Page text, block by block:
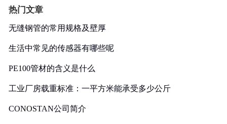
热门文章
无缝钢管的常用规格及壁厚
生活中常见的传感器有哪些呢
PE100管材的含义是什么
工业厂房载重标准：一平方米能承受多少公斤
CONOSTAN公司简介